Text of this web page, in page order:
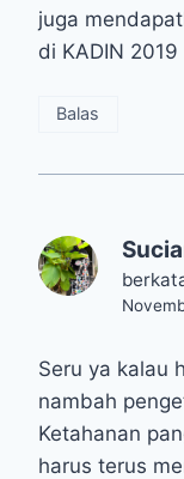
juga
di KADIN 2019
Balas
Seru ya kalau
nambah
Ketahanan
harus terus